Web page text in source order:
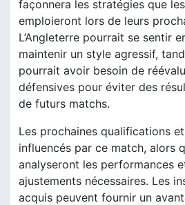
façonnera les stratégies que
emploieront lors de leurs
L’Angleterre pourrait se sentir
maintenir un style agressif,
pourrait avoir besoin de
défensives pour éviter des
de futurs matchs.
Les prochaines qualifications
influencés par ce match, alors
analyseront les performances
ajustements nécessaires. Les
acquis peuvent fournir un